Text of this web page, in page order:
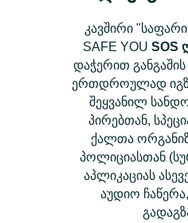
კავშირი
SAFE YOU SOS
დაჭერით
ერთდროულად
შეყვანილ
პირებთან,
ქალთა
პოლიციასთან
აპლიკაციას
აუდიო